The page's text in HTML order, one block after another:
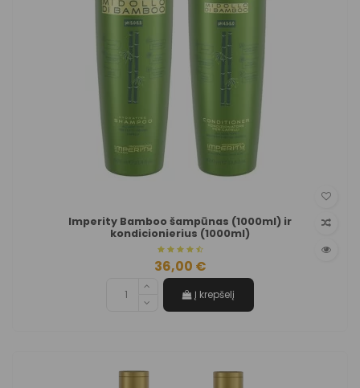
Imperity Bamboo šampūnas (1000ml) ir
kondicionierius (1000ml)
36,00 €
Į krepšelį